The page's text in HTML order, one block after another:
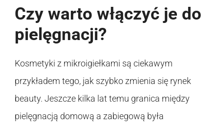
Czy warto włączyć je do
pielęgnacji?
Kosmetyki z mikroigiełkami są ciekawym
przykładem tego, jak szybko zmienia się rynek
beauty. Jeszcze kilka lat temu granica między
pielęgnacją domową a zabiegową była